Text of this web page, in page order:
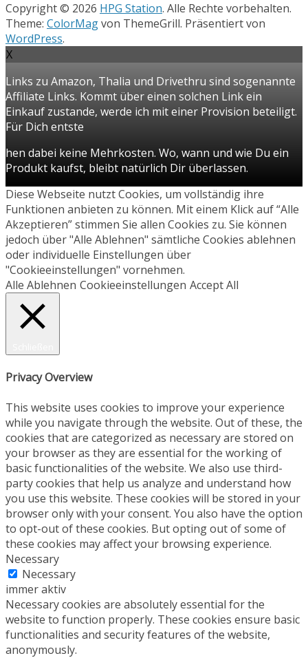
Copyright © 2026 HPG Station. Alle Rechte vorbehalten.
Theme: ColorMagvon ThemeGrill. Präsentiert von
WordPress.
X
Links zu Amazon, Thalia und Drivethru sind sogenannte
Affiliate Links. Kommt über einen solchen Link ein
Einkauf zustande, werde ich mit einer Provision beteiligt.
Für Dich entste
hen dabei keine Mehrkosten. Wo, wann und wie Du ein
Produkt kaufst, bleibt natürlich Dir überlassen.
Diese Webseite nutzt Cookies, um vollständig ihre
Funktionen anbieten zu können. Mit einem Klick auf “Alle
Akzeptieren” stimmen Sie allen Cookies zu. Sie können
jedoch über "Alle Ablehnen" sämtliche Cookies ablehnen
oder individuelle Einstellungen über
"Cookieeinstellungen" vornehmen.
Alle Ablehnen Cookieeinstellungen Accept All
Privacy Overview
This website uses cookies to improve your experience
while you navigate through the website. Out of these, the
cookies that are categorized as necessary are stored on
your browser as they are essential for the working of
basic functionalities of the website. We also use third-
party cookies that help us analyze and understand how
you use this website. These cookies will be stored in your
browser only with your consent. You also have the option
to opt-out of these cookies. But opting out of some of
these cookies may affect your browsing experience.
Necessary
Necessary
immer aktiv
Necessary cookies are absolutely essential for the
website to function properly. These cookies ensure basic
functionalities and security features of the website,
anonymously.